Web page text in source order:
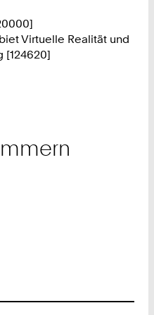
Virtuelle Realität und
[124620]